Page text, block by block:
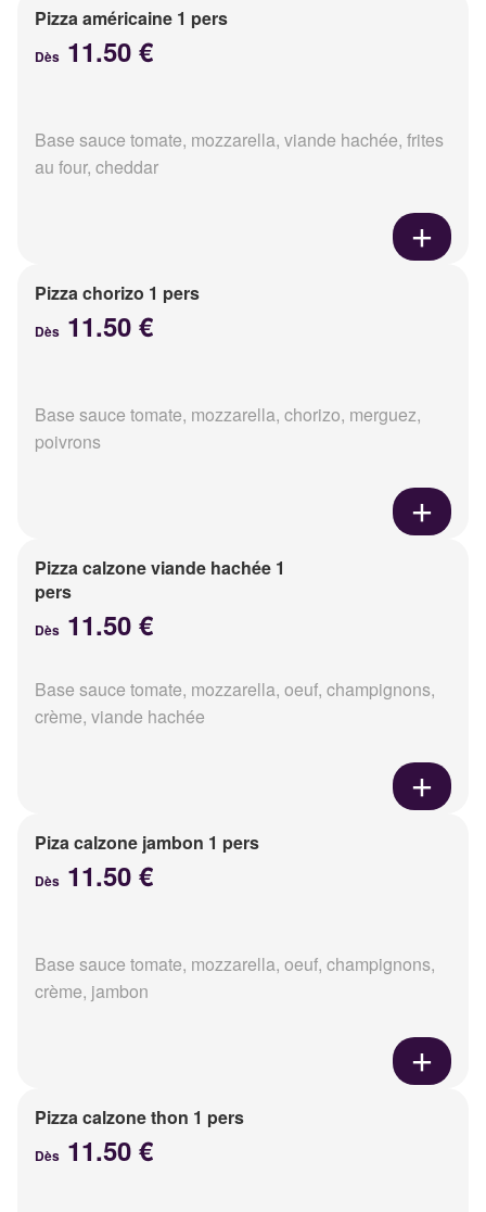
Pizza américaine 1 pers
Dès 11.50 €
Base sauce tomate, mozzarella, viande hachée, frites
au four, cheddar
Pizza chorizo 1 pers
Dès 11.50 €
Base sauce tomate, mozzarella, chorizo, merguez,
poivrons
Pizza calzone viande hachée 1
pers
Dès 11.50 €
Base sauce tomate, mozzarella, oeuf, champignons,
crème, viande hachée
Piza calzone jambon 1 pers
Dès 11.50 €
Base sauce tomate, mozzarella, oeuf, champignons,
crème, jambon
Pizza calzone thon 1 pers
Dès 11.50 €